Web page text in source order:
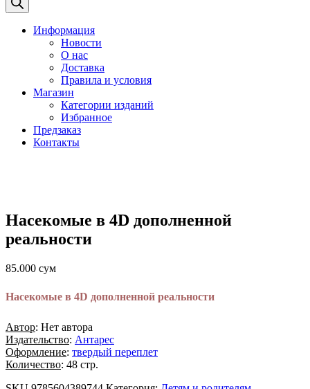
Информация
Новости
О нас
Доставка
Правила и условия
Магазин
Категории изданий
Избранное
Предзаказ
Контакты
Насекомые в 4D дополненной
реальности
85.000 сум
Насекомые в 4D дополненной реальности
Автор: Нет автора
Издательство: Антарес
Оформление: твердый переплет
Количество: 48 стр.